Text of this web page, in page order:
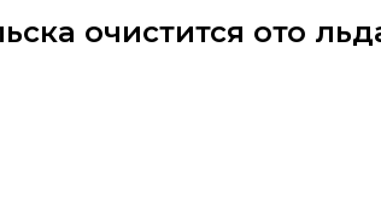
очистится ото